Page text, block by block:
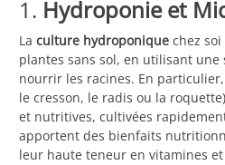
1. Hydroponie et
La culture hydroponique chez
plantes sans sol, en utilisant
nourrir les racines. En
le cresson, le radis ou la
et nutritives, cultivées
apportent des bienfaits
leur haute teneur en vitamines